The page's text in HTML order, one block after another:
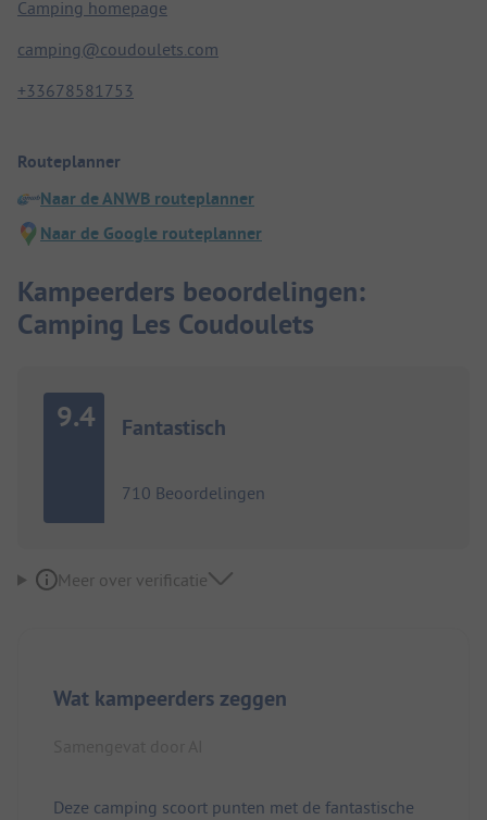
Camping homepage
camping@coudoulets.com
+33678581753
Routeplanner
Naar de ANWB routeplanner
Naar de Google routeplanner
Kampeerders beoordelingen:
Camping Les Coudoulets
9.4 Fantastisch
710 Beoordelingen
Meer over verificatie
Wat kampeerders zeggen
Deze camping scoort punten met de fantastische